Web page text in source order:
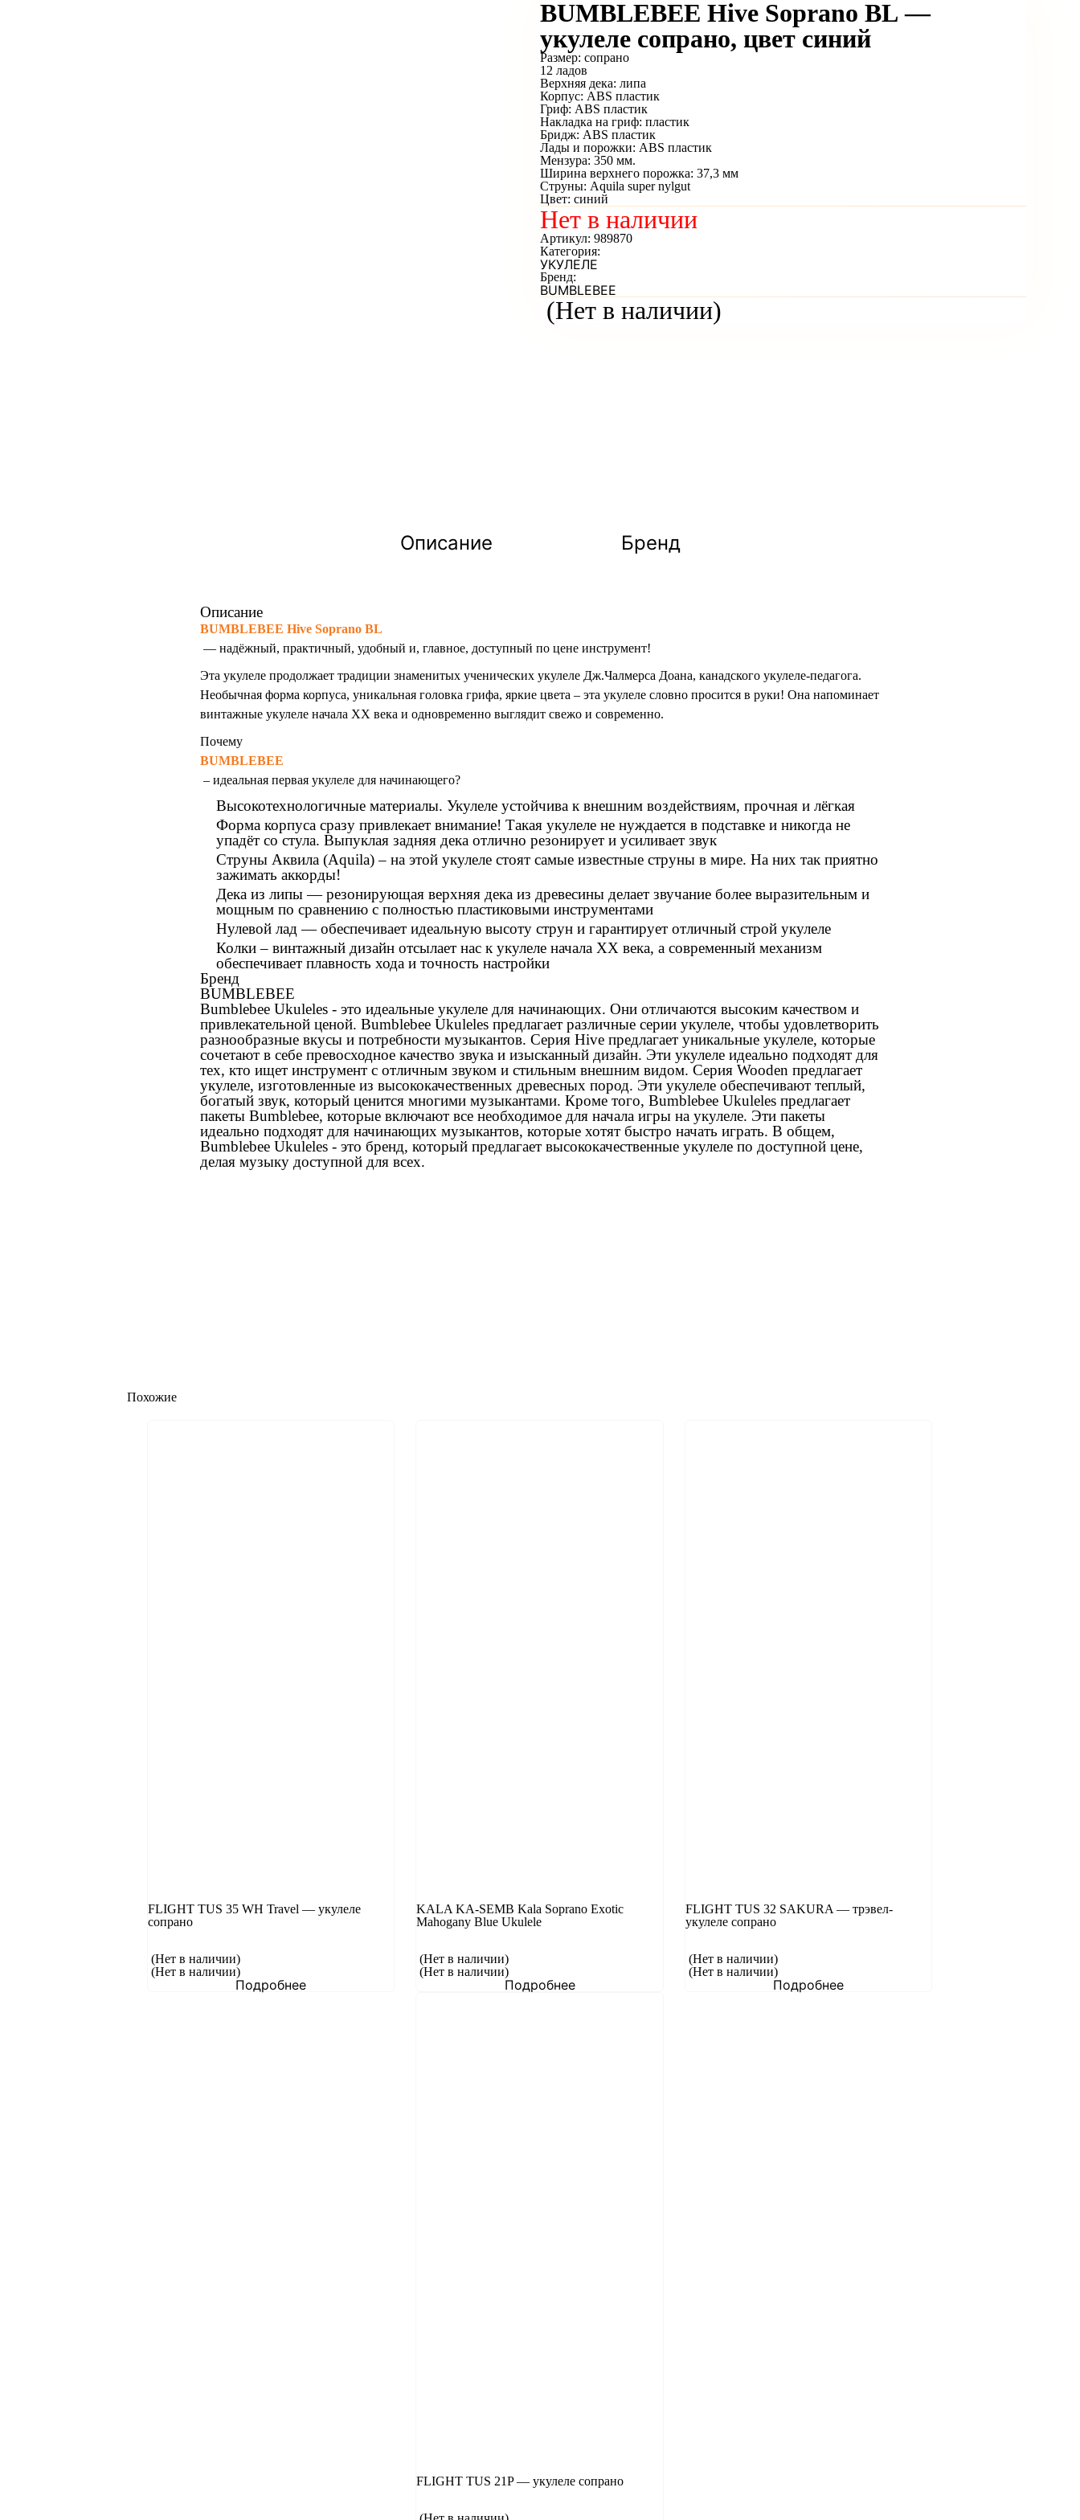
BUMBLEBEE Hive Soprano BL —
укулеле сопрано, цвет синий
(Нет в наличии)
Размер: сопрано
12 ладов
Верхняя дека: липа
Корпус: ABS пластик
Гриф: ABS пластик
Накладка на гриф: пластик
Бридж: ABS пластик
Лады и порожки: ABS пластик
Мензура: 350 мм.
Ширина верхнего порожка: 37,3 мм
Струны: Aquila super nylgut
Цвет: синий
Нет в наличии
Артикул: 989870
Категория:
УКУЛЕЛЕ
Бренд:
BUMBLEBEE
Описание Бренд
Описание
BUMBLEBEE Hive Soprano BL
— надёжный, практичный, удобный и, главное, доступный по цене инструмент!
Эта укулеле продолжает традиции знаменитых ученических укулеле Дж.Чалмерса Доана, канадского укулеле-педагога.
Необычная форма корпуса, уникальная головка грифа, яркие цвета – эта укулеле словно просится в руки! Она напоминает
винтажные укулеле начала XX века и одновременно выглядит свежо и современно.
Почему
BUMBLEBEE
– идеальная первая укулеле для начинающего?
Высокотехнологичные материалы. Укулеле устойчива к внешним воздействиям, прочная и лёгкая
Форма корпуса сразу привлекает внимание! Такая укулеле не нуждается в подставке и никогда не
упадёт со стула. Выпуклая задняя дека отлично резонирует и усиливает звук
Струны Аквила (Aquila) – на этой укулеле стоят самые известные струны в мире. На них так приятно
зажимать аккорды!
Дека из липы — резонирующая верхняя дека из древесины делает звучание более выразительным и
мощным по сравнению с полностью пластиковыми инструментами
Нулевой лад — обеспечивает идеальную высоту струн и гарантирует отличный строй укулеле
Колки – винтажный дизайн отсылает нас к укулеле начала XX века, а современный механизм
обеспечивает плавность хода и точность настройки
Бренд
BUMBLEBEE
Bumblebee Ukuleles - это идеальные укулеле для начинающих. Они отличаются высоким качеством и
привлекательной ценой. Bumblebee Ukuleles предлагает различные серии укулеле, чтобы удовлетворить
разнообразные вкусы и потребности музыкантов. Серия Hive предлагает уникальные укулеле, которые
сочетают в себе превосходное качество звука и изысканный дизайн. Эти укулеле идеально подходят для
тех, кто ищет инструмент с отличным звуком и стильным внешним видом. Серия Wooden предлагает
укулеле, изготовленные из высококачественных древесных пород. Эти укулеле обеспечивают теплый,
богатый звук, который ценится многими музыкантами. Кроме того, Bumblebee Ukuleles предлагает
пакеты Bumblebee, которые включают все необходимое для начала игры на укулеле. Эти пакеты
идеально подходят для начинающих музыкантов, которые хотят быстро начать играть. В общем,
Bumblebee Ukuleles - это бренд, который предлагает высококачественные укулеле по доступной цене,
делая музыку доступной для всех.
Похожие
FLIGHT TUS 35 WH Travel — укулеле
сопрано
(Нет в наличии)
(Нет в наличии)
Подробнее
KALA KA-SEMB Kala Soprano Exotic
Mahogany Blue Ukulele
(Нет в наличии)
(Нет в наличии)
Подробнее
FLIGHT TUS 32 SAKURA — трэвел-
укулеле сопрано
(Нет в наличии)
(Нет в наличии)
Подробнее
FLIGHT TUS 21P — укулеле сопрано